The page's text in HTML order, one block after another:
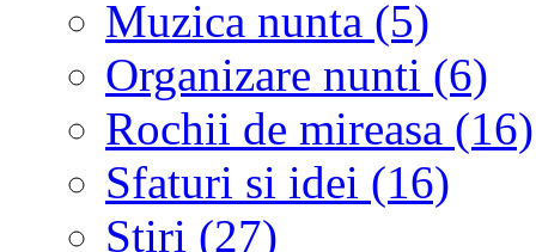
Muzica nunta (5)
Organizare nunti (6)
Rochii de mireasa (16)
Sfaturi si idei (16)
Stiri (27)